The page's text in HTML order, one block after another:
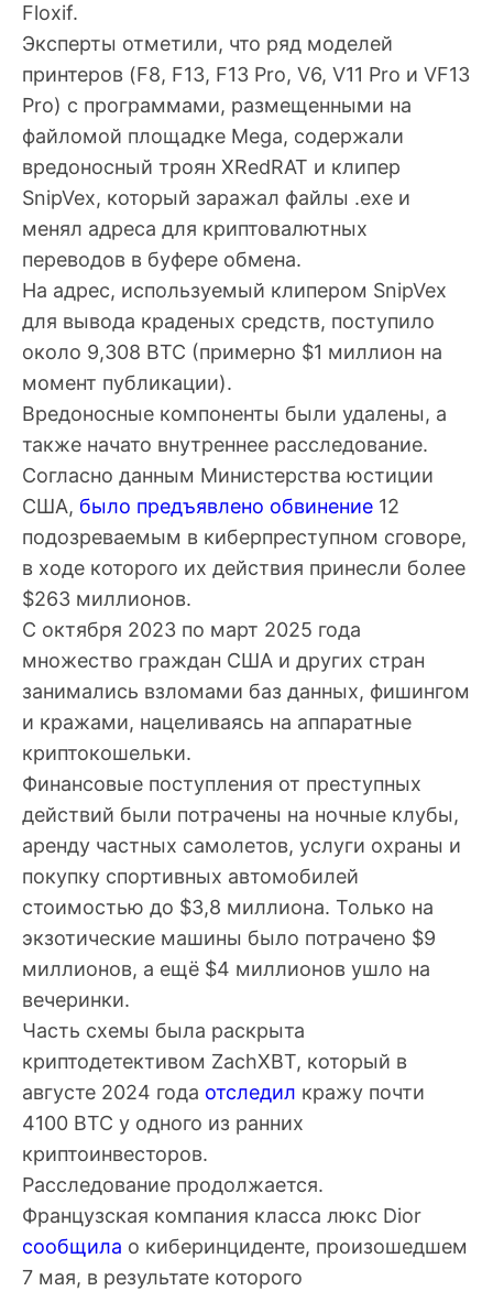
Floxif.
Эксперты отметили, что ряд моделей
принтеров (F8, F13, F13 Pro, V6, V11 Pro и VF13
Pro) с программами, размещенными на
файломой площадке Mega, содержали
вредоносный троян XRedRAT и клипер
SnipVex, который заражал файлы .exe и
менял адреса для криптовалютных
переводов в буфере обмена.
На адрес, используемый клипером SnipVex
для вывода краденых средств, поступило
около 9,308 BTC (примерно $1 миллион на
момент публикации).
Вредоносные компоненты были удалены, а
также начато внутреннее расследование.
Согласно данным Министерства юстиции
США, было предъявлено обвинение 12
подозреваемым в киберпреступном сговоре,
в ходе которого их действия принесли более
$263 миллионов.
С октября 2023 по март 2025 года
множество граждан США и других стран
занимались взломами баз данных, фишингом
и кражами, нацеливаясь на аппаратные
криптокошельки.
Финансовые поступления от преступных
действий были потрачены на ночные клубы,
аренду частных самолетов, услуги охраны и
покупку спортивных автомобилей
стоимостью до $3,8 миллиона. Только на
экзотические машины было потрачено $9
миллионов, а ещё $4 миллионов ушло на
вечеринки.
Часть схемы была раскрыта
криптодетективом ZachXBT, который в
августе 2024 года отследил кражу почти
4100 BTC у одного из ранних
криптоинвесторов.
Расследование продолжается.
Французская компания класса люкс Dior
сообщила о киберинциденте, произошедшем
7 мая, в результате которого